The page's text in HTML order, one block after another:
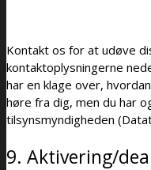
Kontakt os for at udøve
kontaktoplysningerne
har en klage over,
høre fra dig, men du har
tilsynsmyndigheden
9. Aktivering/